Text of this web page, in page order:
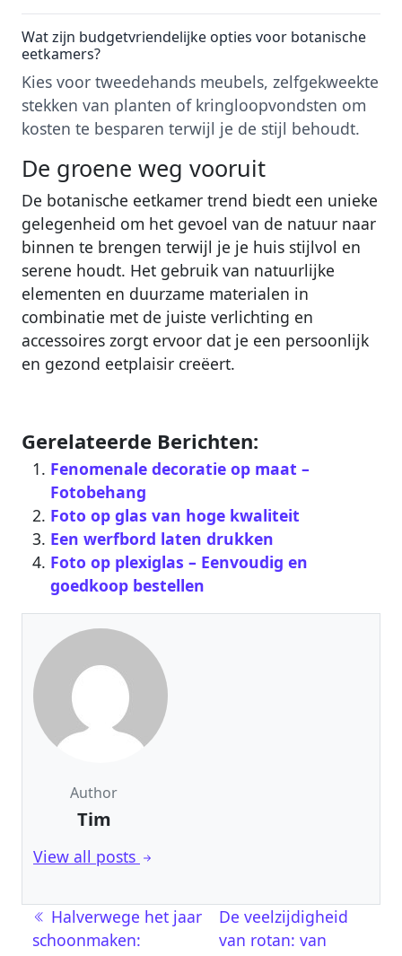
Wat zijn budgetvriendelijke opties voor botanische
eetkamers?
Kies voor tweedehands meubels, zelfgekweekte
stekken van planten of kringloopvondsten om
kosten te besparen terwijl je de stijl behoudt.
De groene weg vooruit
De botanische eetkamer trend biedt een unieke
gelegenheid om het gevoel van de natuur naar
binnen te brengen terwijl je je huis stijlvol en
serene houdt. Het gebruik van natuurlijke
elementen en duurzame materialen in
combinatie met de juiste verlichting en
accessoires zorgt ervoor dat je een persoonlijk
en gezond eetplaisir creëert.
Gerelateerde Berichten:
Fenomenale decoratie op maat –
Fotobehang
Foto op glas van hoge kwaliteit
Een werfbord laten drukken
Foto op plexiglas – Eenvoudig en
goedkoop bestellen
Author
Tim
View all posts
Berichtnavigatie
Halverwege het jaar
schoonmaken:
De veelzijdigheid
van rotan: van